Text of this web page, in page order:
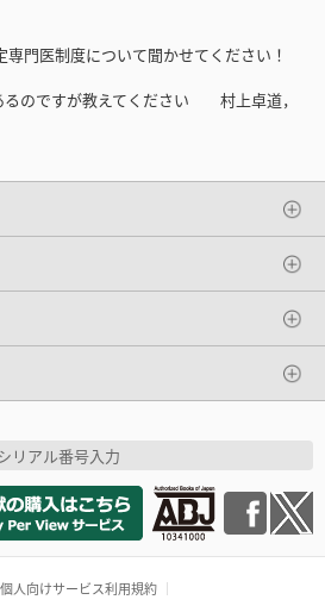
専門医制度について聞かせてください！
るのですが教えてください 村上卓道，
リアル番号入力
個人向けサービス利用規約